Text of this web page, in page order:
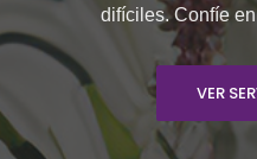
difíciles. Confíe
VER